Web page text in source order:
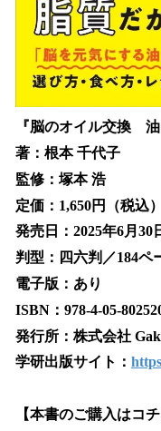
『脳のオイル交換 油
著：根本 千代子
監修：塚本 浩
定価：1,650円（税込）
発売日：2025年6月30
判型：四六判／184ペ
電子版：あり
ISBN：978-4-05-
発行所：株式会社
学研出版サイト：
【本書のご購入はコチ